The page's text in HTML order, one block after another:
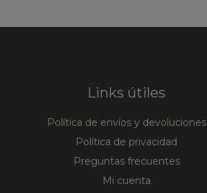
Links útiles
Política de envíos y devoluciones
Política de privacidad
Preguntas frecuentes
Mi cuenta